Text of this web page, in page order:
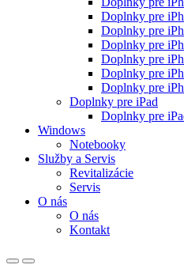
Doplnky pre
Doplnky pre
Doplnky pre
Doplnky pre
Doplnky pre
Doplnky pre
Doplnky pre iPad
Doplnky pre
Windows
Notebooky
Služby a Servis
Revitalizácie
Servis
O nás
O nás
Kontakt